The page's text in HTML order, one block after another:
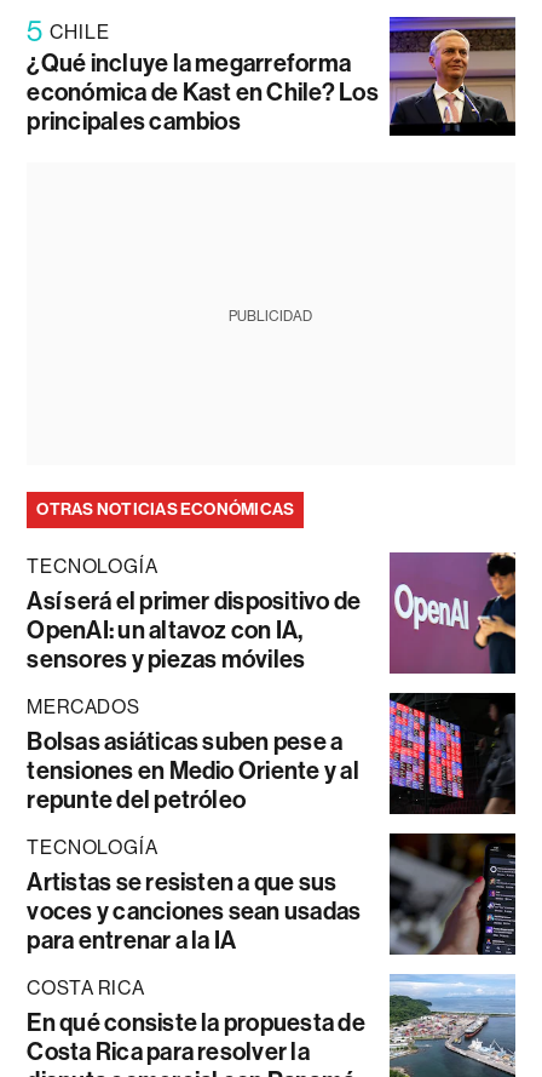
5 CHILE
¿Qué incluye la megarreforma
económica de Kast en Chile? Los
principales cambios
PUBLICIDAD
OTRAS NOTICIAS ECONÓMICAS
TECNOLOGÍA
Así será el primer dispositivo de
OpenAI: un altavoz con IA,
sensores y piezas móviles
MERCADOS
Bolsas asiáticas suben pese a
tensiones en Medio Oriente y al
repunte del petróleo
TECNOLOGÍA
Artistas se resisten a que sus
voces y canciones sean usadas
para entrenar a la IA
COSTA RICA
En qué consiste la propuesta de
Costa Rica para resolver la